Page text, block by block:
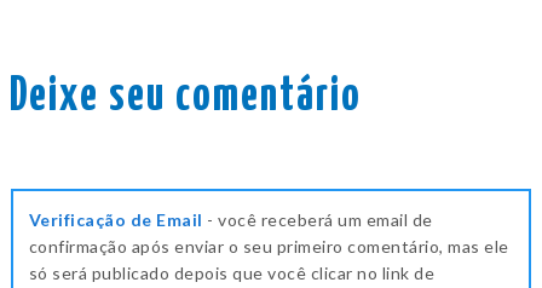
Deixe seu comentário
Verificação de Email - você receberá um email de
confirmação após enviar o seu primeiro comentário, mas ele
só será publicado depois que você clicar no link de